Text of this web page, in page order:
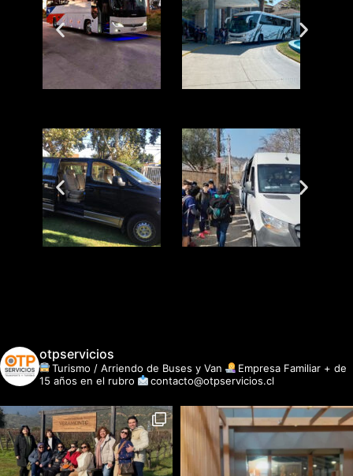
otpservicios
Turismo / Arriendo de Buses y Van
Empresa Familiar + de
15 años en el rubro
contacto@otpservicios.cl